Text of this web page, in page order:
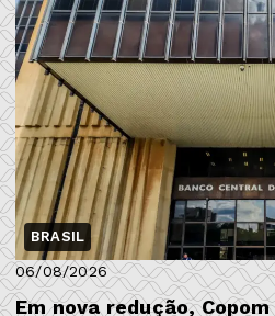
BRASIL
06/08/2026
Em nova redução,